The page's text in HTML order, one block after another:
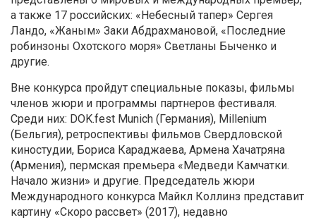
а также 17 российских: «Небесный тапер» Сергея
Ландо, «Жаным» Заки Абдрахмановой, «Последние
робинзоны Охотского моря» Светланы Быченко и
другие.
Вне конкурса пройдут специальные показы, фильмы
членов жюри и программы партнеров фестиваля.
Среди них: DOK.fest Munich (Германия), Millenium
(Бельгия), ретроспективы фильмов Свердловской
киностудии, Бориса Караджаева, Армена Хачатряна
(Армения), пермская премьера «Медведи Камчатки.
Начало жизни» и другие. Председатель жюри
Международного конкурса Майкл Коллинз представит
картину «Скоро рассвет» (2017), недавно